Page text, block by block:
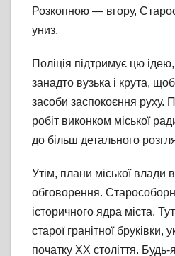
Розкопною — вгору,
униз.
Поліція підтримує цю
занадто вузька і крута,
засоби заспокоєння руху.
робіт виконком міської
до більш детального
Утім, плани міської влади
обговорення.
історичного ядра міста.
старої гранітної бруківки,
початку ХХ століття. Будь-